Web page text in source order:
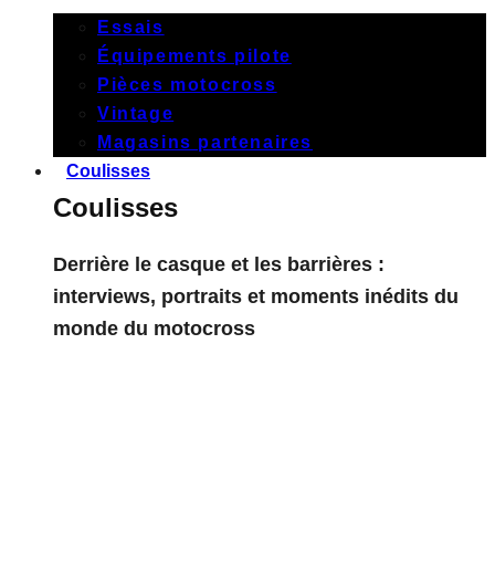
Essais
Équipements pilote
Pièces motocross
Vintage
Magasins partenaires
Coulisses
Coulisses
Derrière le casque et les barrières :
interviews, portraits et moments inédits du
monde du motocross